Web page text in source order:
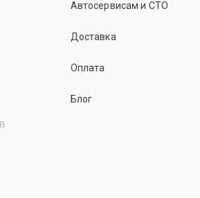
Автосервисам и СТО
Доставка
Оплата
Блог